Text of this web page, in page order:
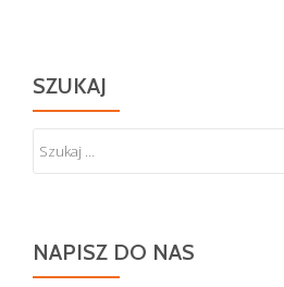
SZUKAJ
NAPISZ DO NAS